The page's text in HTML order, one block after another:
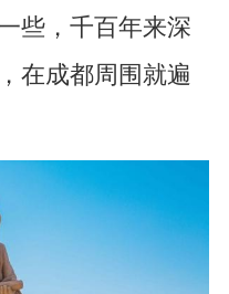
些，千百年来深
在成都周围就遍